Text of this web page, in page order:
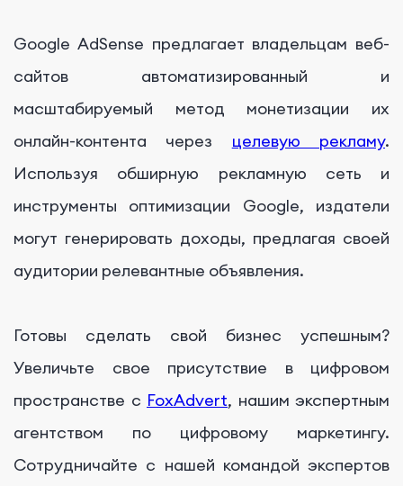
Google AdSense предлагает владельцам веб-
сайтов автоматизированный и
масштабируемый метод монетизации их
онлайн-контента через целевую рекламу.
Используя обширную рекламную сеть и
инструменты оптимизации Google, издатели
могут генерировать доходы, предлагая своей
аудитории релевантные объявления.
Готовы сделать свой бизнес успешным?
Увеличьте свое присутствие в цифровом
пространстве с FoxAdvert, нашим экспертным
агентством по цифровому маркетингу.
Сотрудничайте с нашей командой экспертов